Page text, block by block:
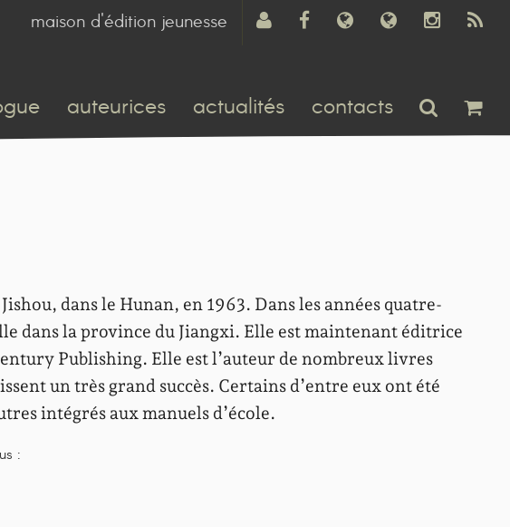
maison d'édition jeunesse
auteurices actualités contacts
dans le Hunan, en 1963. Dans les années quatre-
dans la province du Jiangxi. Elle est maintenant éditrice
Publishing. Elle est l’auteur de nombreux livres
un très grand succès. Certains d’entre eux ont été
intégrés aux manuels d’école.
: